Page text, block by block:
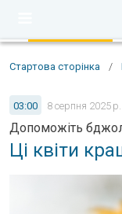
Стартова сторінка /
03:00 8 серпня 2025 р.
Допоможіть
Ці квіти